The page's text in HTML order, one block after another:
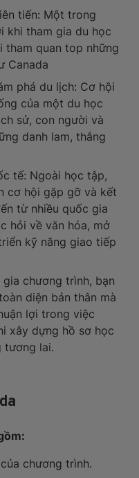
tiến: Một trong
khi tham gia du học
tham quan top những
Canada
phá du lịch: Cơ hội
của một du học
sử, con người và
danh lam, thắng
tế: Ngoài học tập,
cơ hội gặp gỡ và kết
từ nhiều quốc gia
hỏi về văn hóa, mở
kỹ năng giao tiếp
chương trình, bạn
diện bản thân mà
lợi trong việc
xây dựng hồ sơ học
tương lai.
chương trình.